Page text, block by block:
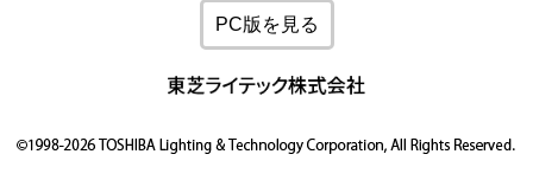
PC版を見る